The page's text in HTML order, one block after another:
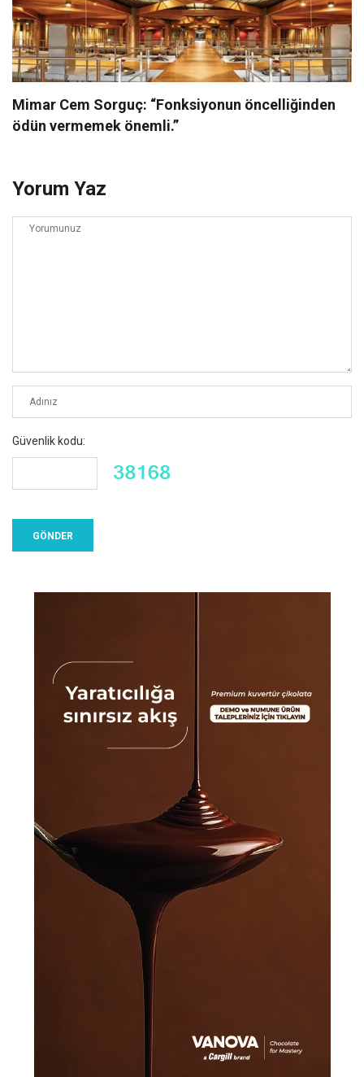
Mimar Cem Sorguç: “Fonksiyonun öncelliğinden
ödün vermemek önemli.”
Yorum Yaz
Güvenlik kodu: